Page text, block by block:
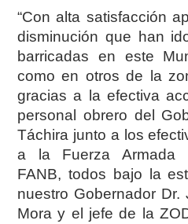
“Con alta satisfacción
disminución que han
barricadas en este
como en otros de la
gracias a la efectiva
personal obrero del
Táchira junto a los
a la Fuerza Armada
FANB, todos bajo la
nuestro Gobernador
Mora y el jefe de la